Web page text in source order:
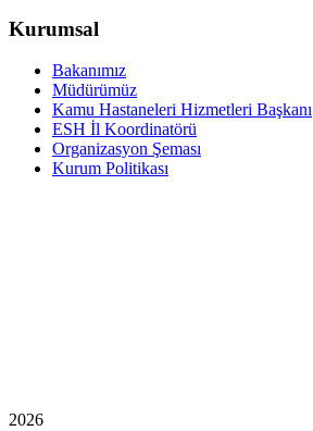
Kurumsal
Bakanımız
Müdürümüz
Kamu Hastaneleri Hizmetleri Başkanı
ESH İl Koordinatörü
Organizasyon Şeması
Kurum Politikası
2026